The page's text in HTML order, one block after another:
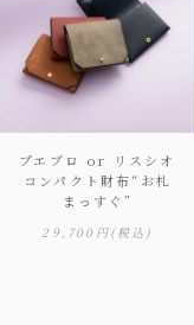
プエブロ or リスシオ
コンパクト財布“お札
まっすぐ”
29,700円(税込)